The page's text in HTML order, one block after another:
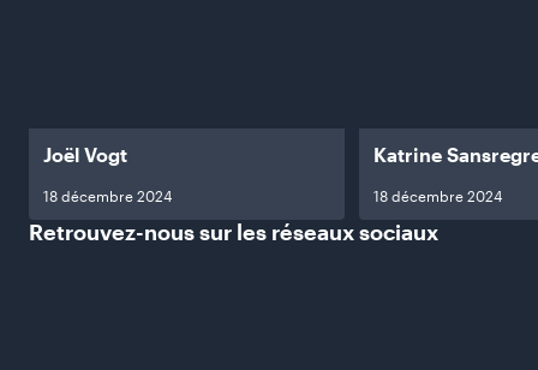
Joël Vogt
18 décembre 2024
Katrine
18 décembre 2024
Retrouvez-nous sur les réseauxsociaux